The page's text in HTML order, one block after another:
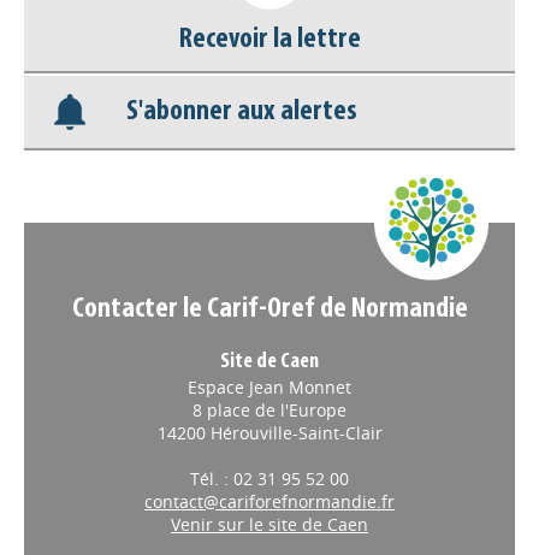
Base documentaire
Nos veilles Scoop.it
Recevoir la lettre
S'abonner aux alertes
Contacter le Carif-Oref de Normandie
Site de Caen
Espace Jean Monnet
8 place de l'Europe
14200 Hérouville-Saint-Clair
Tél. : 02 31 95 52 00
contact@cariforefnormandie.fr
Venir sur le site de Caen